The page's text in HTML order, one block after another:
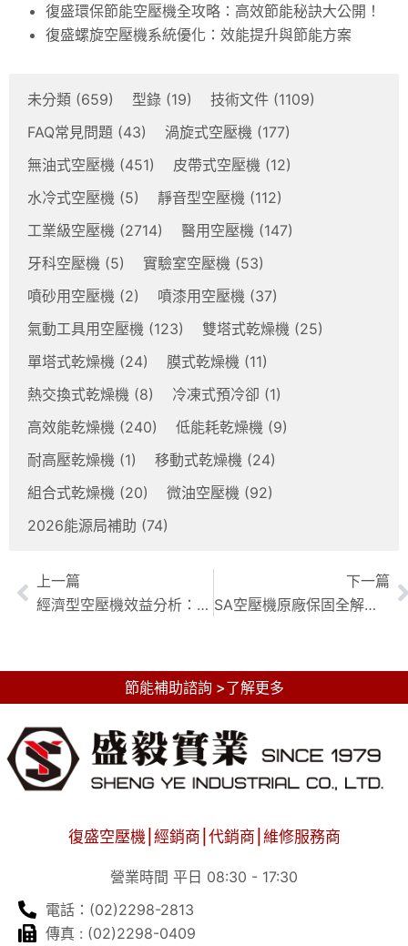
復盛環保節能空壓機全攻略：高效節能秘訣大公開！
復盛螺旋空壓機系統優化：效能提升與節能方案
未分類 (659) 型錄 (19) 技術文件 (1109)
FAQ常見問題 (43) 渦旋式空壓機 (177)
無油式空壓機 (451) 皮帶式空壓機 (12)
水冷式空壓機 (5) 靜音型空壓機 (112)
工業級空壓機 (2714) 醫用空壓機 (147)
牙科空壓機 (5) 實驗室空壓機 (53)
噴砂用空壓機 (2) 噴漆用空壓機 (37)
氣動工具用空壓機 (123) 雙塔式乾燥機 (25)
單塔式乾燥機 (24) 膜式乾燥機 (11)
熱交換式乾燥機 (8) 冷凍式預冷卻 (1)
高效能乾燥機 (240) 低能耗乾燥機 (9)
耐高壓乾燥機 (1) 移動式乾燥機 (24)
組合式乾燥機 (20) 微油空壓機 (92)
2026能源局補助 (74)
上一篇
經濟型空壓機效益分析：復盛SA系列空壓機全面經濟效益指南
下一篇
SA空壓機原廠保固全解析：保障您的設備與生產力
節能補助諮詢 >了解更多
復盛空壓機⎮經銷商⎮代銷商⎮維修服務商
營業時間 平日 08:30 - 17:30
電話：(02)2298-2813
傳真 : (02)2298-0409